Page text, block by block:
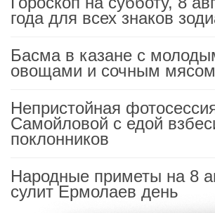
года для всех знаков
Басма в казане с
овощами и сочным мясом
Непристойная
Самойловой с едой
поклонников
Народные приметы на 8
сулит Ермолаев день